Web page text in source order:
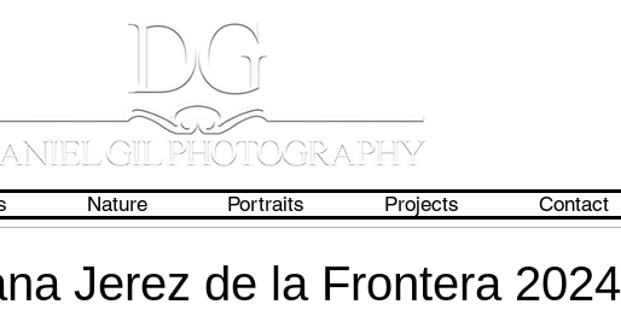
Jerez de la Frontera 2024
Nature Portraits Projects Contact